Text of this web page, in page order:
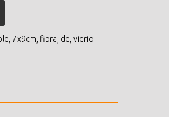
7x9cm fibra de vidrio